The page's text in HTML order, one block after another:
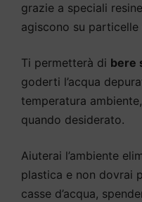
grazie a speciali
agiscono su
Ti permetterà di bere
goderti l’acqua
temperatura
quando desiderato.
Aiuterai l’ambiente
plastica e non dovrai
casse d’acqua,